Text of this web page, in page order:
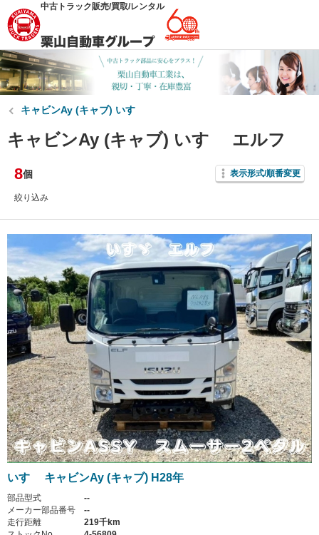
中古トラック販売/買取/レンタル
キャビンAy (キャブ) いすゞ
キャビンAy (キャブ) いすゞ エルフ
8個 表示形式/順番変更
絞り込み
いすゞ キャビンAy (キャブ) H28年
部品型式
--
メーカー部品番号
--
走行距離
219千km